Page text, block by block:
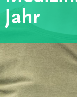
Jahr